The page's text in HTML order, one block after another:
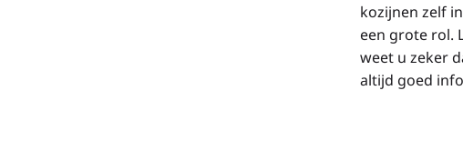
kozijnen zelf
een grote rol.
weet u zeker
altijd goed